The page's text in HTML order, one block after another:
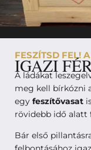
FESZÍTSD FEL!
IGAZI
A ládákat
meg kell bírkózni
egy feszítővasat
rövidebb idő alatt
Bár első